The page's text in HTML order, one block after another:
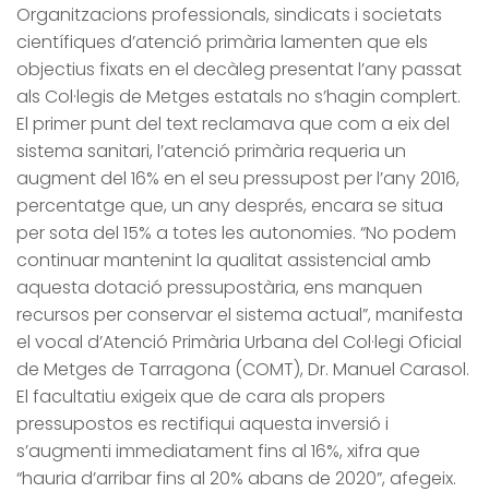
Organitzacions professionals, sindicats i societats
científiques d’atenció primària lamenten que els
objectius fixats en el decàleg presentat l’any passat
als Col·legis de Metges estatals no s’hagin complert.
El primer punt del text reclamava que com a eix del
sistema sanitari, l’atenció primària requeria un
augment del 16% en el seu pressupost per l’any 2016,
percentatge que, un any després, encara se situa
per sota del 15% a totes les autonomies. “No podem
continuar mantenint la qualitat assistencial amb
aquesta dotació pressupostària, ens manquen
recursos per conservar el sistema actual”, manifesta
el vocal d’Atenció Primària Urbana del Col·legi Oficial
de Metges de Tarragona (COMT), Dr. Manuel Carasol.
El facultatiu exigeix que de cara als propers
pressupostos es rectifiqui aquesta inversió i
s’augmenti immediatament fins al 16%, xifra que
“hauria d’arribar fins al 20% abans de 2020”, afegeix.